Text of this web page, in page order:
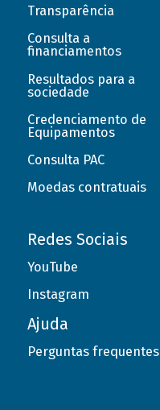
Transparência
Consulta a
financiamentos
Resultados para a
sociedade
Credenciamento de
Equipamentos
Consulta PAC
Moedas contratuais
Redes Sociais
YouTube
Instagram
Ajuda
Perguntas frequentes